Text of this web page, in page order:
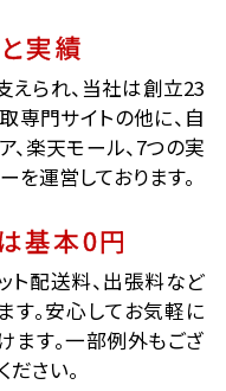
実績
えられ、当社は創立23
専門サイトの他に、自
、楽天モール、7つの実
を運営しております。
基本0円
ト配送料、出張料など
す。安心してお気軽に
ます。一部例外もござ
ださい。